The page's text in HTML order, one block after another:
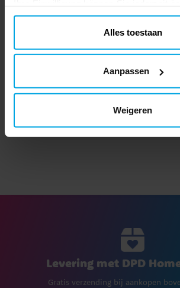
Alles toestaan
Aanpassen
Weigeren
Heliumtank voor 20
Prijs:€ 32,90
€ 32,90
Levering met DPD
Gratis verzending bij aankopen